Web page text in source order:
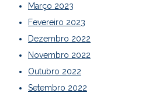
Março 2023
Fevereiro 2023
Dezembro 2022
Novembro 2022
Outubro 2022
Setembro 2022